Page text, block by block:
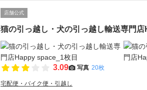
店舗公式
猫の引っ越し・犬の引っ越し輸送専門
3.09 写真 20枚
宅配便・バイク便・引越し